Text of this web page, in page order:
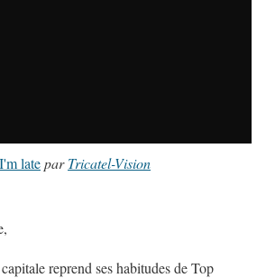
lateparTricatel-Vision
reprend ses habitudes de Top